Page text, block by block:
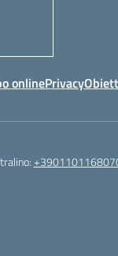
onlinePrivacy